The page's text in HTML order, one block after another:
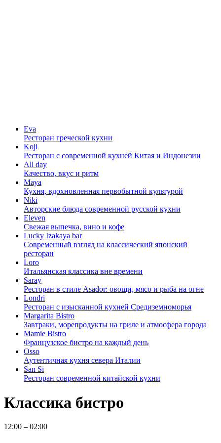
Eva
Ресторан греческой кухни
Koji
Ресторан с cовременной кухней Китая и Индонезии
All day
Качество, вкус и ритм
Maya
Кухня, вдохновленная первобытной культурой
Niki
Авторские блюда современной русской кухни
Eleven
Свежая выпечка, вино и кофе
Lucky Izakaya bar
Современный взгляд на классический японский
ресторан
Loro
Итальянская классика вне времени
Saray
Ресторан в стиле Asador: овощи, мясо и рыба на огне
Londri
Ресторан с изысканной кухней Средиземноморья
Margarita Bistro
Завтраки, морепродукты на гриле и атмосфера города
Mamie Bistro
Французское бистро на каждый день
Osso
Аутентичная кухня севера Италии
San Si
Ресторан современной китайской кухни
Классика бистро
12:00 – 02:00